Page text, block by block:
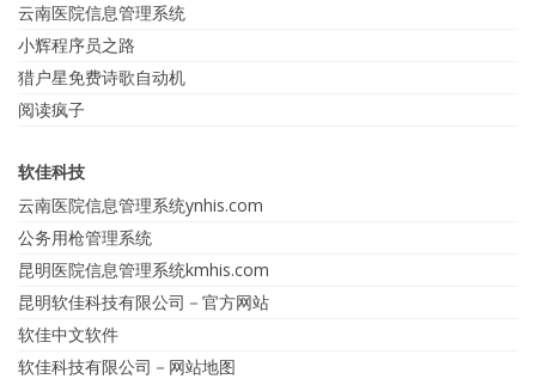
云南医院信息管理系统
小辉程序员之路
猎户星免费诗歌自动机
阅读疯子
软佳科技
云南医院信息管理系统ynhis.com
公务用枪管理系统
昆明医院信息管理系统kmhis.com
昆明软佳科技有限公司－官方网站
软佳中文软件
软佳科技有限公司－网站地图